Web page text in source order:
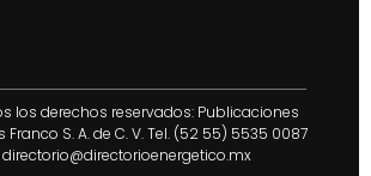
los derechos reservados: Publicaciones
S. A. de C. V. Tel. (52 55) 5535 0087
directorio@directorioenergetico.mx